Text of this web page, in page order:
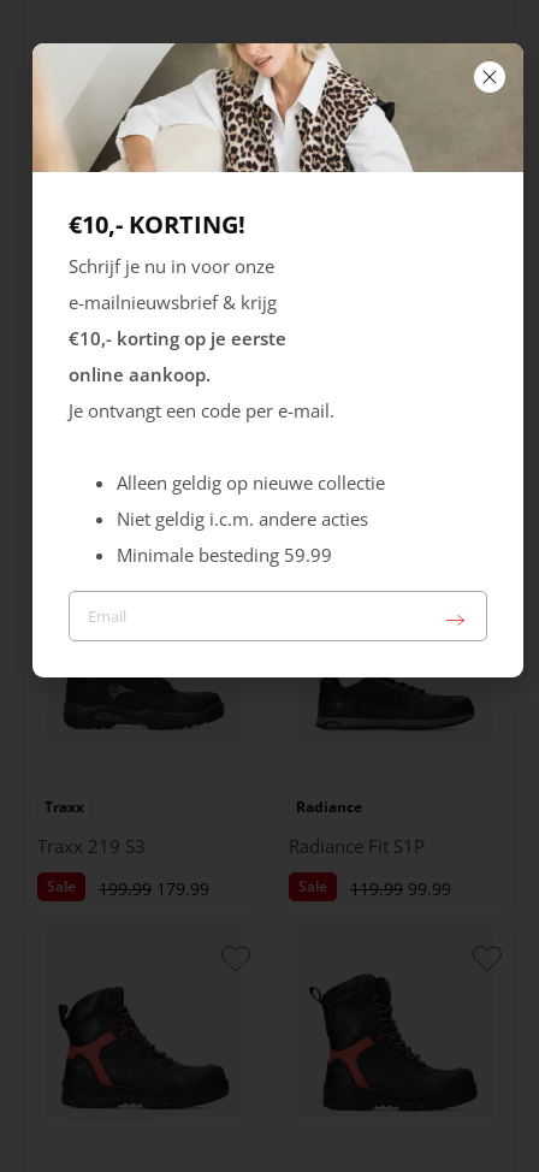
Radiance
Radiance Vibe S3
144.99 119.99
Traxx
Traxx NXT 97 S3
Sale 144.99
Traxx
134.99 114.99
Traxx
Traxx 219 S3
Sale 199.99 179.99
Radiance
Radiance Fit S1P
Sale 119.99 99.99
€10,- KORTING!
Schrijf je nu in voor onze
e-mailnieuwsbrief & krijg
€10,- korting op je eerste
online aankoop.
Je ontvangt een code per e-mail.
Alleen geldig op nieuwe collectie
Niet geldig i.c.m. andere acties
Minimale besteding 59.99